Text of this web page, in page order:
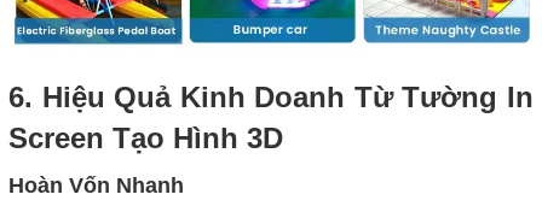
6. Hiệu Quả Kinh Doanh Từ Tường In
Screen Tạo Hình 3D
Hoàn Vốn Nhanh